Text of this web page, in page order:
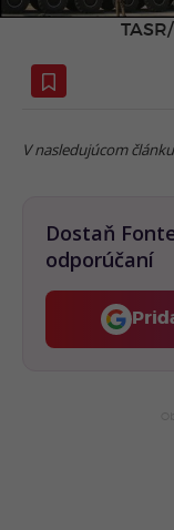
V nasledujúcom
Dostaň
odporúčaní